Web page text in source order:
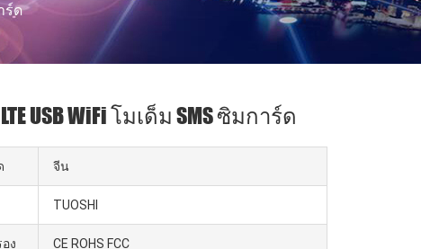
ร์ด
USB WiFi โมเด็ม SMS ซิมการ์ด
จีน
TUOSHI
ง CE ROHS FCC